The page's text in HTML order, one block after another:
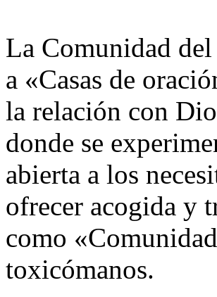
La Comunidad
a «Casas de
la relación con
donde se
abierta a los
ofrecer acogida y
como
toxicómanos.